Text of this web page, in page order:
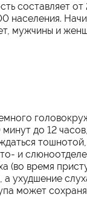
составляет
населения.
мужчины и
до 12
и
(во время
а ухудшение
может